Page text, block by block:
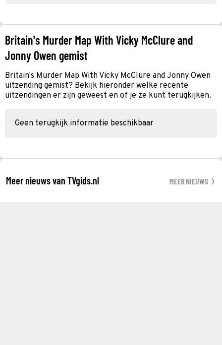
Britain's Murder Map With Vicky McClure and
Jonny Owen gemist
Britain's Murder Map With Vicky McClure and Jonny Owen
uitzending gemist? Bekijk hieronder welke recente
uitzendingen er zijn geweest en of je ze kunt terugkijken.
Geen terugkijk informatie beschikbaar
Meer nieuws van TVgids.nl MEER NIEUWS